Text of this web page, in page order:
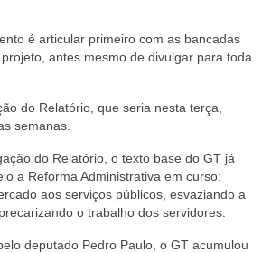
é articular primeiro com as bancadas
antes mesmo de divulgar para toda
do Relatório, que seria nesta terça,
semanas.
do Relatório, o texto base do GT já
a Reforma Administrativa em curso:
aos serviços públicos, esvaziando a
o trabalho dos servidores.
deputado Pedro Paulo, o GT acumulou